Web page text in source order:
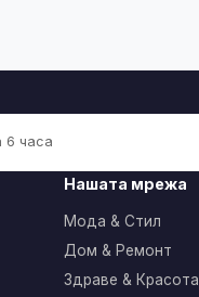
6 часа
Нашата мрежа
Мода & Стил
Дом & Ремонт
Здраве & Красота